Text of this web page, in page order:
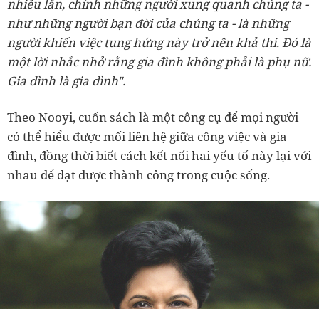
nhiều lần, chính những người xung quanh chúng ta -
như những người bạn đời của chúng ta - là những
người khiến việc tung hứng này trở nên khả thi. Đó là
một lời nhắc nhở rằng gia đình không phải là phụ nữ.
Gia đình là gia đình".
Theo Nooyi, cuốn sách là một công cụ để mọi người
có thể hiểu được mối liên hệ giữa công việc và gia
đình, đồng thời biết cách kết nối hai yếu tố này lại với
nhau để đạt được thành công trong cuộc sống.